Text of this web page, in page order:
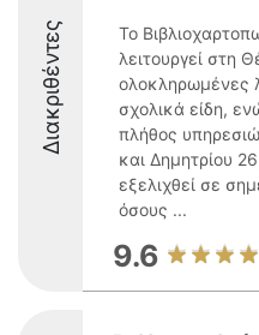
Διακριθέντες
Το
λειτουργεί στη
ολοκληρωμένες
σχολικά είδη,
πλήθος
και Δημητρίου
εξελιχθεί σε
όσους ...
9.6